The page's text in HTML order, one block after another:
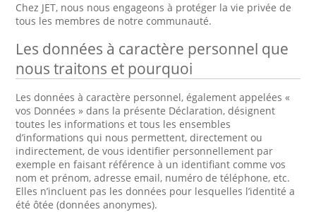
Chez JET, nous nous engageons à protéger la vie privée de
tous les membres de notre communauté.
Les données à caractère personnel que
nous traitons et pourquoi
Les données à caractère personnel, également appelées «
vos Données » dans la présente Déclaration, désignent
toutes les informations et tous les ensembles
d’informations qui nous permettent, directement ou
indirectement, de vous identifier personnellement par
exemple en faisant référence à un identifiant comme vos
nom et prénom, adresse email, numéro de téléphone, etc.
Elles n’incluent pas les données pour lesquelles l’identité a
été ôtée (données anonymes).